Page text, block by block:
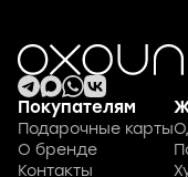
Покупателям
Подарочные карты
О бренде
Контакты